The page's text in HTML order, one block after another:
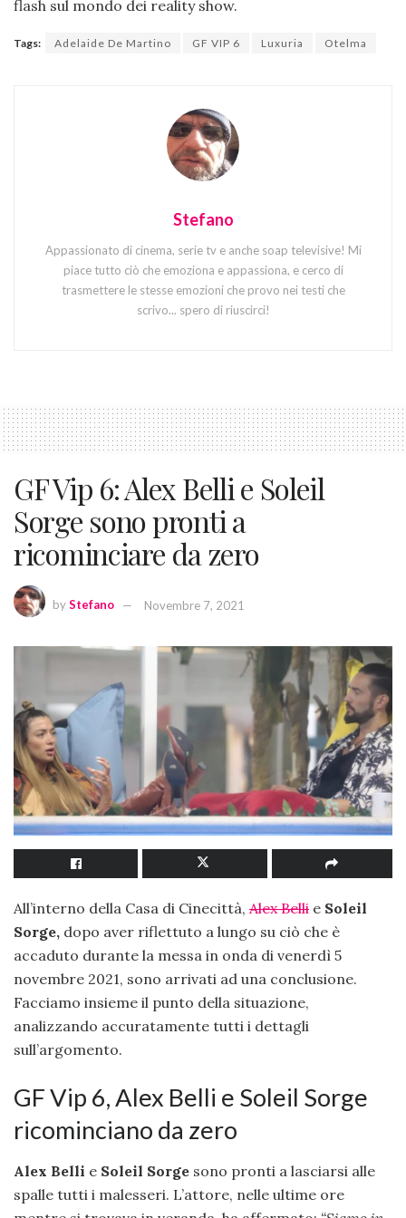
flash sul mondo dei reality show.
Tags: Adelaide De Martino GF VIP 6 Luxuria Otelma
Stefano
Appassionato di cinema, serie tv e anche soap televisive! Mi
piace tutto ciò che emoziona e appassiona, e cerco di
trasmettere le stesse emozioni che provo nei testi che
scrivo... spero di riuscirci!
GF Vip 6: Alex Belli e Soleil
Sorge sono pronti a
ricominciare da zero
byStefano Novembre 7, 2021
All’interno della Casa di Cinecittà, Alex Belli e Soleil
Sorge, dopo aver riflettuto a lungo su ciò che è
accaduto durante la messa in onda di venerdì 5
novembre 2021, sono arrivati ad una conclusione.
Facciamo insieme il punto della situazione,
analizzando accuratamente tutti i dettagli
sull’argomento.
GF Vip 6, Alex Belli e Soleil Sorge
ricominciano da zero
Alex Belli e Soleil Sorge sono pronti a lasciarsi alle
spalle tutti i malesseri. L’attore, nelle ultime ore